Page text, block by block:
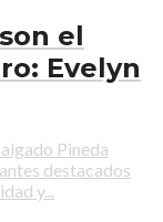
el
Evelyn
Pineda
destacados
y...